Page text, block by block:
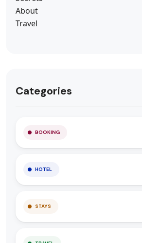
Categories
BOOKING
HOTEL
STAYS